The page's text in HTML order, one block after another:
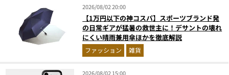
2026/08/02 20:00
【1万円以下の神コスパ】スポーツブランド発
の日常ギアが猛暑の救世主に！デサントの壊れ
にくい晴雨兼用傘ほかを徹底解説
ファッション 雑貨
2026/08/02 15:00